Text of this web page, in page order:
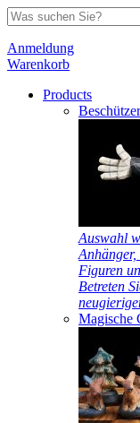
Anmeldung
Warenkorb
Products
Auswahl
Figuren
Betreten
Magische